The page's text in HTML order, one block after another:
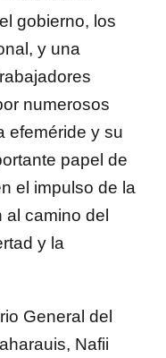
gobierno, los
y una
numerosos
efeméride y su
papel de
el impulso de la
al camino del
y la
General del
Nafii